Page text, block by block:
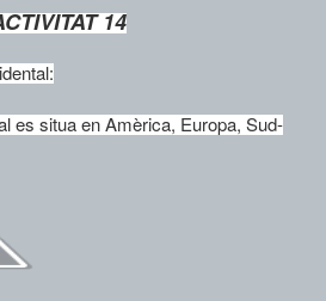
14
situa en Amèrica, Europa, Sud-